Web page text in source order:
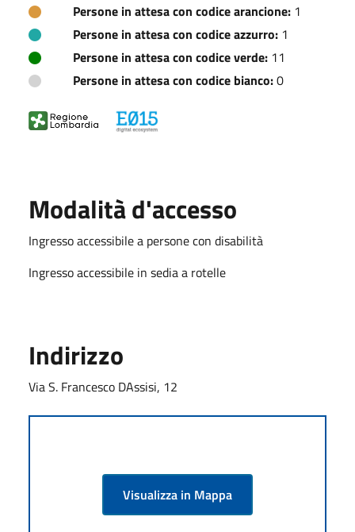
Persone in attesa con codice arancione: 1
Persone in attesa con codice azzurro: 1
Persone in attesa con codice verde: 11
Persone in attesa con codice bianco:0
Modalità d'accesso
Ingresso accessibile a persone con disabilità
Ingresso accessibile in sedia a rotelle
Indirizzo
Via S. Francesco DAssisi, 12
Visualizza in Mappa